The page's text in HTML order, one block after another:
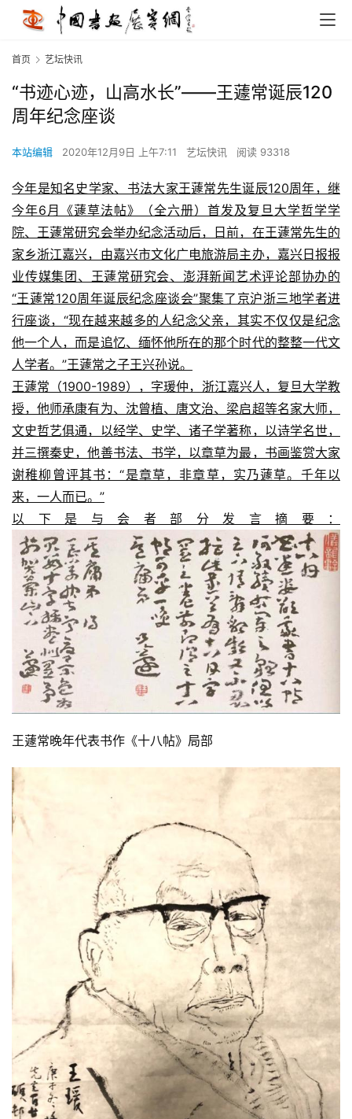
首页 艺坛快讯
“书迹心迹，山高水长”——王蘧常诞辰120
周年纪念座谈
本站编辑 2020年12月9日 上午7:11 艺坛快讯 阅读 93318
今年是知名史学家、书法大家王蘧常先生诞辰120周年，继
今年6月《蘧草法帖》（全六册）首发及复旦大学哲学学
院、王蘧常研究会举办纪念活动后，日前，在王蘧常先生的
家乡浙江嘉兴，由嘉兴市文化广电旅游局主办，嘉兴日报报
业传媒集团、王蘧常研究会、澎湃新闻艺术评论部协办的
“王蘧常120周年诞辰纪念座谈会”聚集了京沪浙三地学者进
行座谈，“现在越来越多的人纪念父亲，其实不仅仅是纪念
他一个人，而是追忆、缅怀他所在的那个时代的整整一代文
人学者。”王蘧常之子王兴孙说。
王蘧常（1900-1989），字瑗仲，浙江嘉兴人，复旦大学教
授，他师承康有为、沈曾植、唐文治、梁启超等名家大师，
文史哲艺俱通，以经学、史学、诸子学著称，以诗学名世，
并三撰秦史，他善书法、书学，以章草为最，书画鉴赏大家
谢稚柳曾评其书：“是章草，非章草，实乃蘧草。千年以
来，一人而已。”
以下是与会者部分发言摘要：
王蘧常晚年代表书作《十八帖》局部